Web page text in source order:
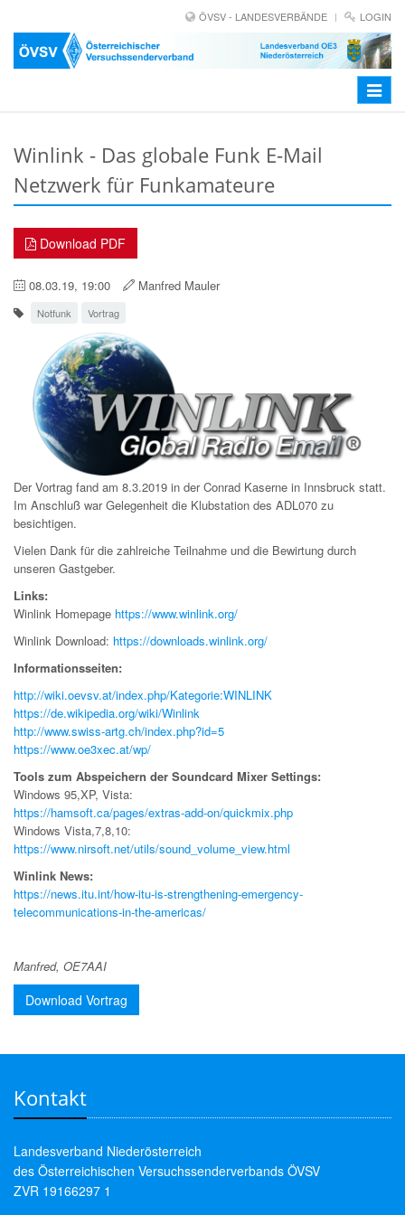
ÖVSV - LANDESVERBÄNDE LOGIN
Toggle
Winlink - Das globale Funk E-Mail
Netzwerk für Funkamateure
Download PDF
08.03.19, 19:00 Manfred Mauler
Notfunk Vortrag
Der Vortrag fand am 8.3.2019 in der Conrad Kaserne in Innsbruck statt.
Im Anschluß war Gelegenheit die Klubstation des ADL070 zu
besichtigen.
Vielen Dank für die zahlreiche Teilnahme und die Bewirtung durch
unseren Gastgeber.
Links:
Winlink Homepage https://www.winlink.org/
Winlink Download: https://downloads.winlink.org/
Informationsseiten:
http://wiki.oevsv.at/index.php/Kategorie:WINLINK
https://de.wikipedia.org/wiki/Winlink
http://www.swiss-artg.ch/index.php?id=5
https://www.oe3xec.at/wp/
Tools zum Abspeichern der Soundcard Mixer Settings:
Windows 95,XP, Vista:
https://hamsoft.ca/pages/extras-add-on/quickmix.php
Windows Vista,7,8,10:
https://www.nirsoft.net/utils/sound_volume_view.html
Winlink News:
https://news.itu.int/how-itu-is-strengthening-emergency-
telecommunications-in-the-americas/
Manfred, OE7AAI
Download Vortrag
Kontakt
Landesverband Niederösterreich
des Österreichischen Versuchssenderverbands ÖVSV
ZVR 19166297 1